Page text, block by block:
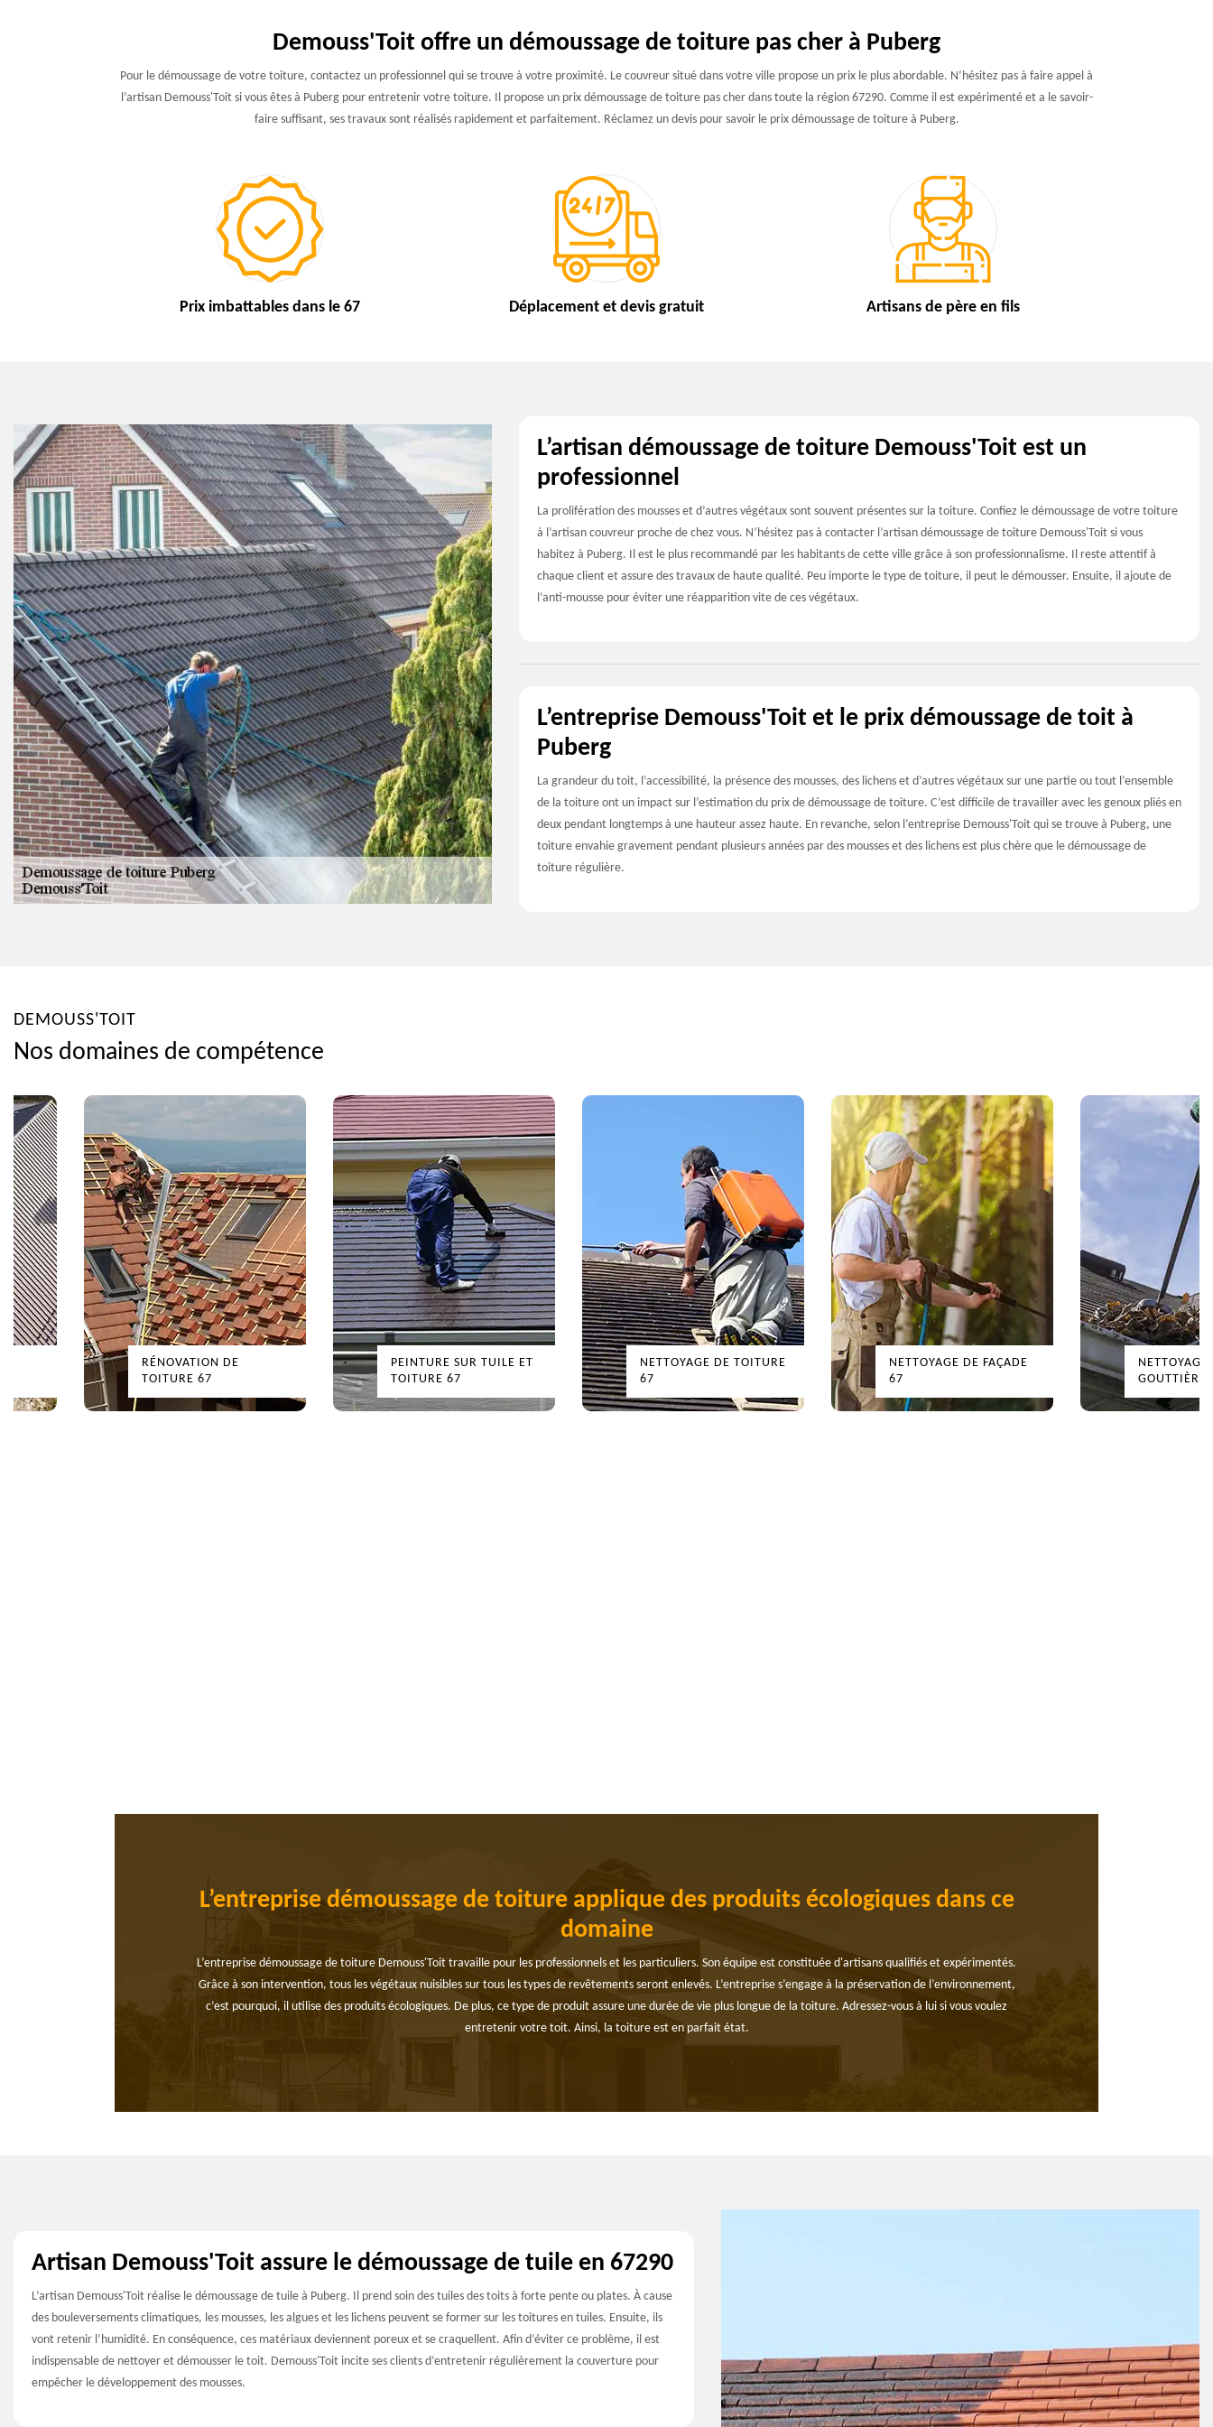
Demouss'Toit offre un démoussage de toiture pas cher à Puberg
Pour le démoussage de votre toiture, contactez un professionnel qui se trouve à votre proximité. Le couvreur situé dans votre ville propose un prix le plus abordable. N’hésitez pas à faire appel à
l’artisan Demouss'Toit si vous êtes à Puberg pour entretenir votre toiture. Il propose un prix démoussage de toiture pas cher dans toute la région 67290. Comme il est expérimenté et a le savoir-
faire suffisant, ses travaux sont réalisés rapidement et parfaitement. Réclamez un devis pour savoir le prix démoussage de toiture à Puberg.
Prix imbattables dans le 67 Déplacement et devis gratuit Artisans de père en fils
L’artisan démoussage de toiture Demouss'Toit est un
professionnel
La prolifération des mousses et d’autres végétaux sont souvent présentes sur la toiture. Confiez le démoussage de votre toiture
à l’artisan couvreur proche de chez vous. N’hésitez pas à contacter l’artisan démoussage de toiture Demouss'Toit si vous
habitez à Puberg. Il est le plus recommandé par les habitants de cette ville grâce à son professionnalisme. Il reste attentif à
chaque client et assure des travaux de haute qualité. Peu importe le type de toiture, il peut le démousser. Ensuite, il ajoute de
l’anti-mousse pour éviter une réapparition vite de ces végétaux.
L’entreprise Demouss'Toit et le prix démoussage de toit à
Puberg
La grandeur du toit, l’accessibilité, la présence des mousses, des lichens et d’autres végétaux sur une partie ou tout l’ensemble
de la toiture ont un impact sur l’estimation du prix de démoussage de toiture. C’est difficile de travailler avec les genoux pliés en
deux pendant longtemps à une hauteur assez haute. En revanche, selon l’entreprise Demouss'Toit qui se trouve à Puberg, une
toiture envahie gravement pendant plusieurs années par des mousses et des lichens est plus chère que le démoussage de
toiture régulière.
DEMOUSS'TOIT
Nos domaines de compétence
RÉNOVATION DE
TOITURE 67
PEINTURE SUR TUILE ET
TOITURE 67
NETTOYAGE DE TOITURE
67
NETTOYAGE DE FAÇADE
67
NETTOYAGE
GOUTTIÈRES
L’entreprise démoussage de toiture applique des produits écologiques dans ce
domaine
L’entreprise démoussage de toiture Demouss'Toit travaille pour les professionnels et les particuliers. Son équipe est constituée d'artisans qualifiés et expérimentés.
Grâce à son intervention, tous les végétaux nuisibles sur tous les types de revêtements seront enlevés. L’entreprise s’engage à la préservation de l’environnement,
c’est pourquoi, il utilise des produits écologiques. De plus, ce type de produit assure une durée de vie plus longue de la toiture. Adressez-vous à lui si vous voulez
entretenir votre toit. Ainsi, la toiture est en parfait état.
Artisan Demouss'Toit assure le démoussage de tuile en 67290
L’artisan Demouss'Toit réalise le démoussage de tuile à Puberg. Il prend soin des tuiles des toits à forte pente ou plates. À cause
des bouleversements climatiques, les mousses, les algues et les lichens peuvent se former sur les toitures en tuiles. Ensuite, ils
vont retenir l’humidité. En conséquence, ces matériaux deviennent poreux et se craquellent. Afin d’éviter ce problème, il est
indispensable de nettoyer et démousser le toit. Demouss'Toit incite ses clients d’entretenir régulièrement la couverture pour
empêcher le développement des mousses.